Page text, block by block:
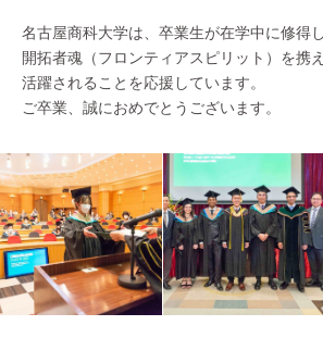
名古屋商科大学は、卒業生が在学中に修得
開拓者魂（フロンティアスピリット）を携
活躍されることを応援しています。
ご卒業、誠におめでとうございます。